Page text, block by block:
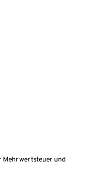
Mehrwertsteuer und